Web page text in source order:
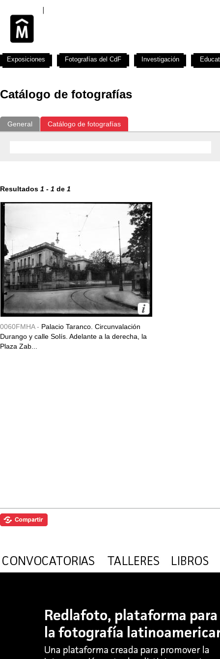
Catálogo de fotografías
General Catálogo de fotografías
Resultados 1 - 1 de 1
0060FMHA - Palacio Taranco. Circunvalación
Durango y calle Solís. Adelante a la derecha, la
Plaza Zab...
Exposiciones Fotografías del CdF Investigación